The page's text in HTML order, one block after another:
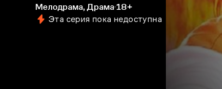
Мелодрама, Драма 18+
Эта серия пока недоступна